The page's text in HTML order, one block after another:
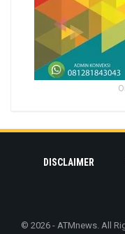
DISCLAIMER
© 2026 - ATMnews. All